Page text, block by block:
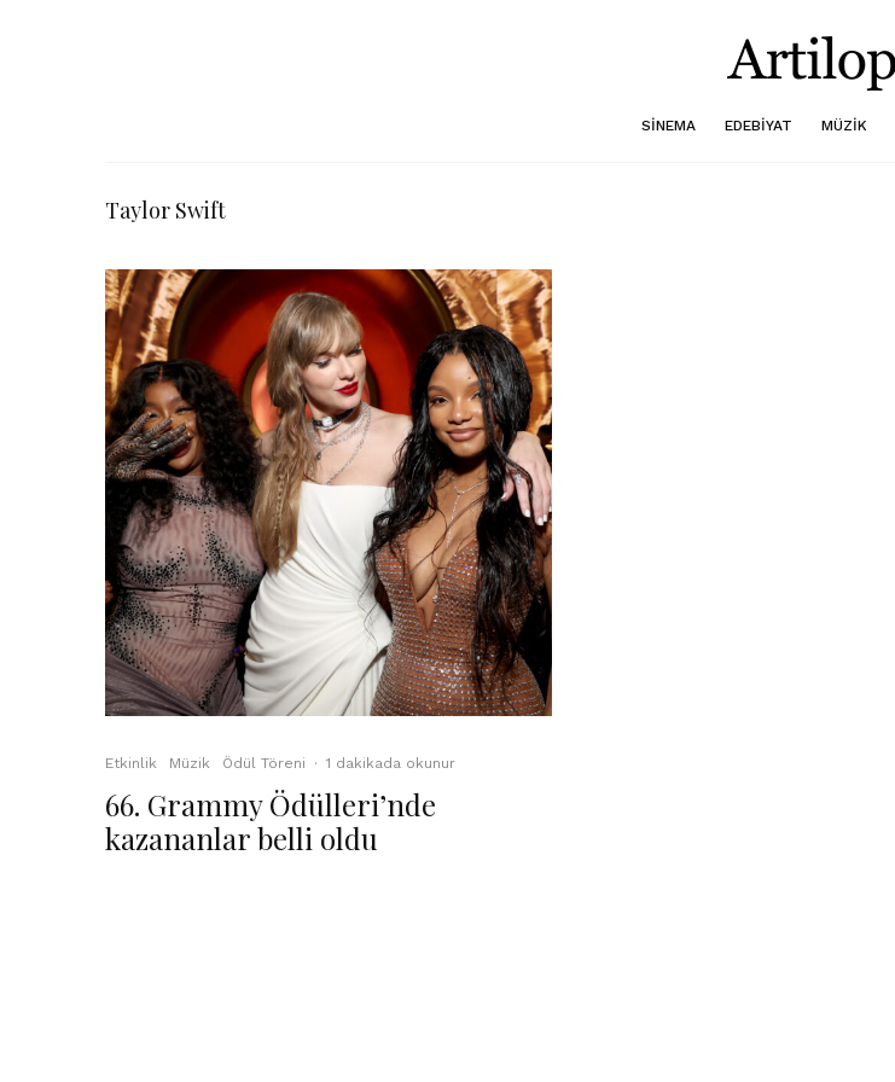
SINEMA EDEBIYAT MÜZIK
Taylor Swift
Etkinlik Müzik Ödül Töreni · 1 dakikada okunur
66. Grammy Ödülleri’nde
kazananlar belli oldu